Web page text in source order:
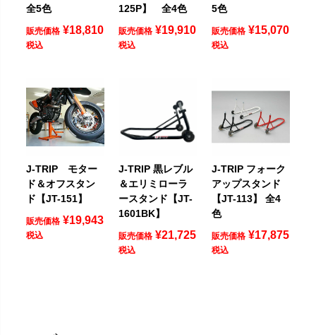
全5色
販売価格 ¥18,810
税込
125P】 全4色
販売価格 ¥19,910
税込
5色
販売価格 ¥15,070
税込
J-TRIP モター
ド＆オフスタン
ド【JT-151】
販売価格 ¥19,943
税込
J-TRIP 黒レブル
＆エリミローラ
ースタンド【JT-
1601BK】
販売価格 ¥21,725
税込
J-TRIP フォーク
アップスタンド
【JT-113】 全4
色
販売価格 ¥17,875
税込